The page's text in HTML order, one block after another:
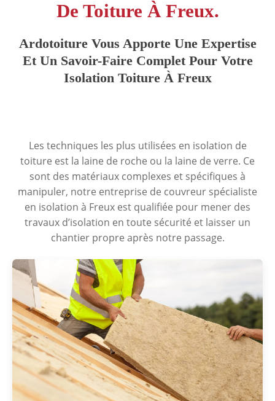
De Toiture À Freux.
Ardotoiture Vous Apporte Une Expertise
Et Un Savoir-Faire Complet Pour Votre
Isolation Toiture À Freux
Les techniques les plus utilisées en isolation de
toiture est la laine de roche ou la laine de verre. Ce
sont des matériaux complexes et spécifiques à
manipuler, notre entreprise de couvreur spécialiste
en isolation à Freux est qualifiée pour mener des
travaux d’isolation en toute sécurité et laisser un
chantier propre après notre passage.